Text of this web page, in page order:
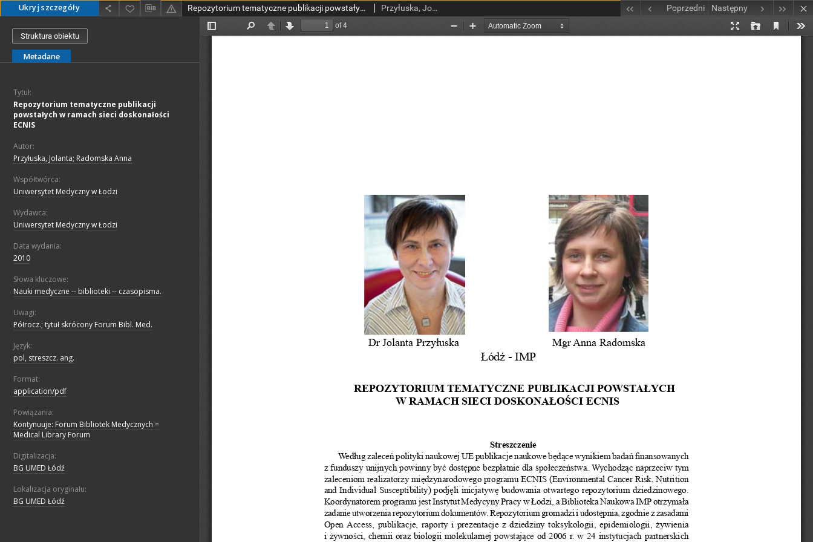
Ukryj szczegóły Repozytorium tematyczne publikacji powstałych w ramach sieci doskonałości ECNIS Przyłuska, Jolanta; Radomska Anna Poprzedni Następny
Struktura obiektu
Metadane
Tytuł:
Repozytorium tematyczne publikacji
powstałych w ramach sieci doskonałości
ECNIS
Autor:
Przyłuska, Jolanta; Radomska Anna
Współtwórca:
Uniwersytet Medyczny w Łodzi
Wydawca:
Uniwersytet Medyczny w Łodzi
Data wydania:
2010
Słowa kluczowe:
Nauki medyczne -- biblioteki -- czasopisma.
Uwagi:
Półrocz.; tytuł skrócony Forum Bibl. Med.
Język:
pol, streszcz. ang.
Format:
application/pdf
Powiązania:
Kontynuuje: Forum Bibliotek Medycznych =
Medical Library Forum
Digitalizacja:
BG UMED Łódź
Lokalizacja oryginału:
BG UMED Łódź